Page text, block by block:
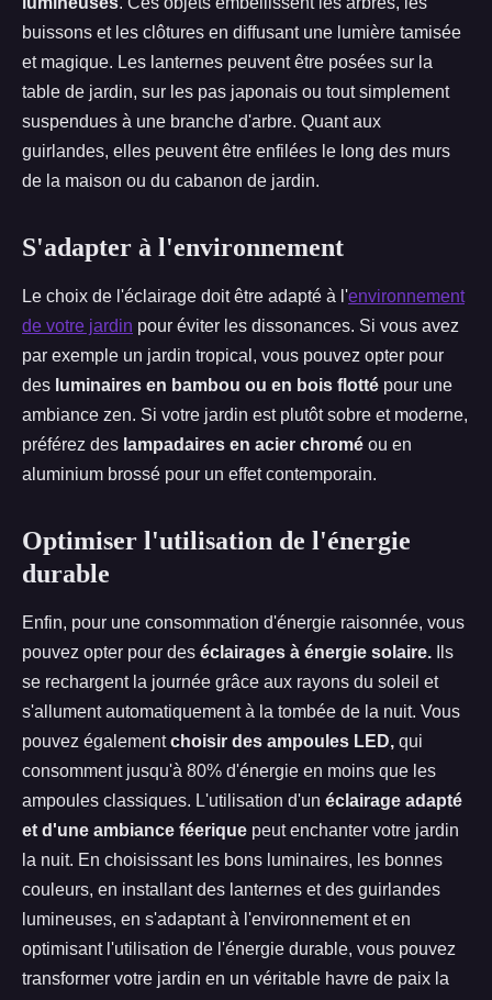
buissons et les clôtures en diffusant une lumière tamisée
et magique. Les lanternes peuvent être posées sur la
table de jardin, sur les pas japonais ou tout simplement
suspendues à une branche d'arbre. Quant aux
guirlandes, elles peuvent être enfilées le long des murs
de la maison ou du cabanon de jardin.
S'adapter à l'environnement
Le choix de l'éclairage doit être adapté à l'environnement
de votre jardin pour éviter les dissonances. Si vous avez
par exemple un jardin tropical, vous pouvez opter pour
des luminaires en bambou ou en bois flotté pour une
ambiance zen. Si votre jardin est plutôt sobre et moderne,
préférez des lampadaires en acier chromé ou en
aluminium brossé pour un effet contemporain.
Optimiser l'utilisation de l'énergie
durable
Enfin, pour une consommation d'énergie raisonnée, vous
pouvez opter pour des éclairages à énergie solaire. Ils
se rechargent la journée grâce aux rayons du soleil et
s'allument automatiquement à la tombée de la nuit. Vous
pouvez égalementchoisir des ampoules LED, qui
consomment jusqu'à 80% d'énergie en moins que les
ampoules classiques. L'utilisation d'un éclairage adapté
et d'une ambiance féerique peut enchanter votre jardin
la nuit. En choisissant les bons luminaires, les bonnes
couleurs, en installant des lanternes et des guirlandes
lumineuses, en s'adaptant à l'environnement et en
optimisant l'utilisation de l'énergie durable, vous pouvez
transformer votre jardin en un véritable havre de paix la